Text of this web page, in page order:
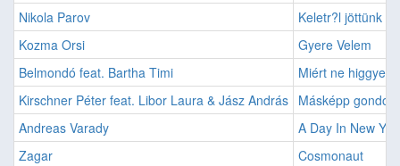
Nikola Parov
Keletr?l jöttünk
Kozma Orsi
Gyere Velem
Belmondó feat. Bartha Timi
Miért ne higgyem
Kirschner Péter feat. Libor Laura & Jász András Másképp
Andreas Varady
A Day In New
Zagar
Cosmonaut